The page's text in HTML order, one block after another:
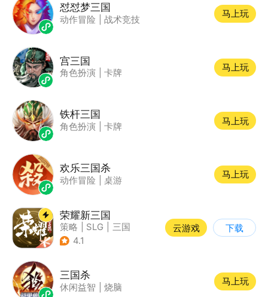
怼怼梦三国
动作冒险 战术竞技
马上玩
宫三国
角色扮演 卡牌
马上玩
铁杆三国
角色扮演 卡牌
马上玩
欢乐三国杀
动作冒险 桌游
马上玩
荣耀新三国
策略 SLG
三国
| 中国风
4.1
云游戏 下载
三国杀
休闲益智 烧脑
马上玩